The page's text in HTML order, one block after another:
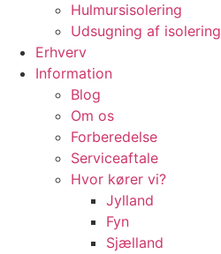
Hulmursisolering
Udsugning af isolering
Erhverv
Information
Blog
Om os
Forberedelse
Serviceaftale
Hvor kører vi?
Jylland
Fyn
Sjælland